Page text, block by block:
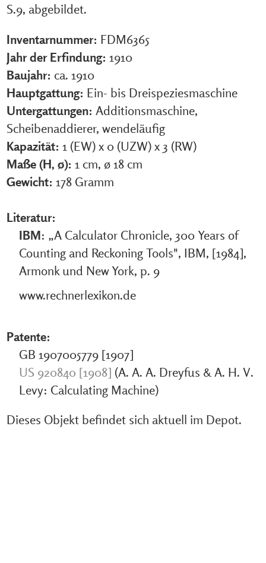
S.9, abgebildet.
Inventarnummer: FDM6365
Jahr der Erfindung: 1910
Baujahr: ca. 1910
Hauptgattung: Ein- bis Dreispeziesmaschine
Untergattungen: Additionsmaschine,
Scheibenaddierer, wendeläufig
Kapazität: 1 (EW) x 0 (UZW) x 3 (RW)
Maße (H, ø): 1 cm, ø 18 cm
Gewicht: 178 Gramm
Literatur:
IBM: „A Calculator Chronicle, 300 Years of
Counting and Reckoning Tools", IBM, [1984],
Armonk und New York, p. 9
www.rechnerlexikon.de
Patente:
GB 1907005779 [1907]
US 920840 [1908] (A. A. A. Dreyfus & A. H. V.
Levy: Calculating Machine)
Dieses Objekt befindet sich aktuell im Depot.